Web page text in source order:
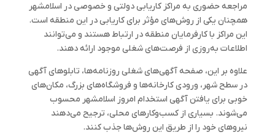
مراجعه حضوری به مراکز کاریابی دولتی و خصوصی در اسلامشهر
همچنان یکی از روش‌های مؤثر برای کاریابی در این منطقه است.
این مراکز با کارفرمایان منطقه در ارتباط هستند و می‌توانند
اطلاعات به‌روزی از فرصت‌های شغلی موجود ارائه دهند.
علاوه بر این، صفحه آگهی‌های شغلی روزنامه‌ها، تابلوهای آگهی
در سطح شهر، ورودی کارخانه‌ها و فروشگاه‌های بزرگ، مکان‌های
خوبی برای یافتن آگهی استخدام امروز اسلامشهر محسوب
می‌شوند. بسیاری از کسب‌وکارهای محلی، ترجیح می‌دهند
نیروهای خود را از طریق این روش‌ها جذب کنند.